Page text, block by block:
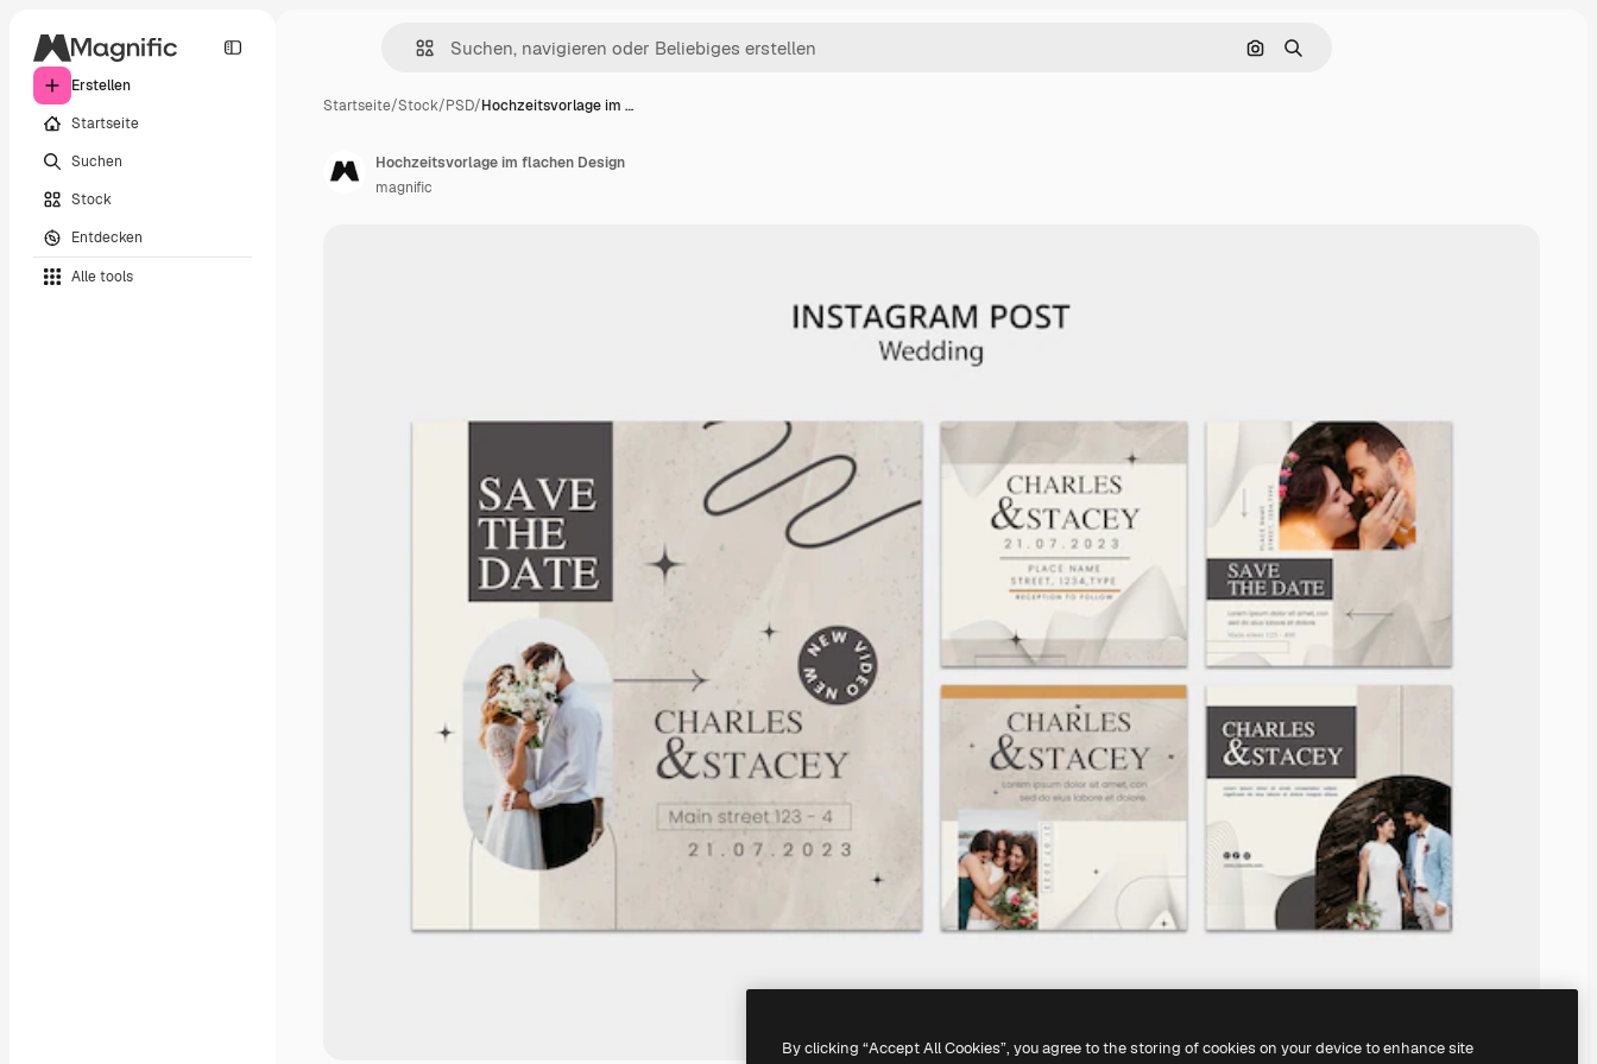
Erstellen
Startseite
Suchen
Stock
Entdecken
Alle tools
Nach Bild suchen
Suchen
Startseite/Stock/PSD/Hochzeitsvorlage im …
Hochzeitsvorlage im flachen Design
magnific
By clicking “Accept All Cookies”, you agree to the storing of cookies on your device to enhance site